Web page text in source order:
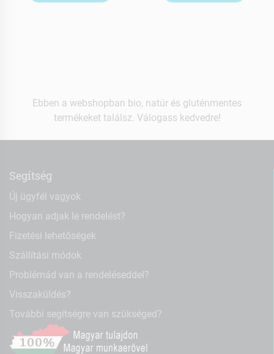
Ebben a webshopban bio, natúr és gluténmentes
termékeket találsz. Válogass kedvedre!
Segítség
Új ügyfél vagyok
Hogyan adjak le rendelést?
Fizetési lehetőségek
Szállítási módok
Problémád van a rendeléseddel?
Visszaküldés?
További segítségre van szükséged?